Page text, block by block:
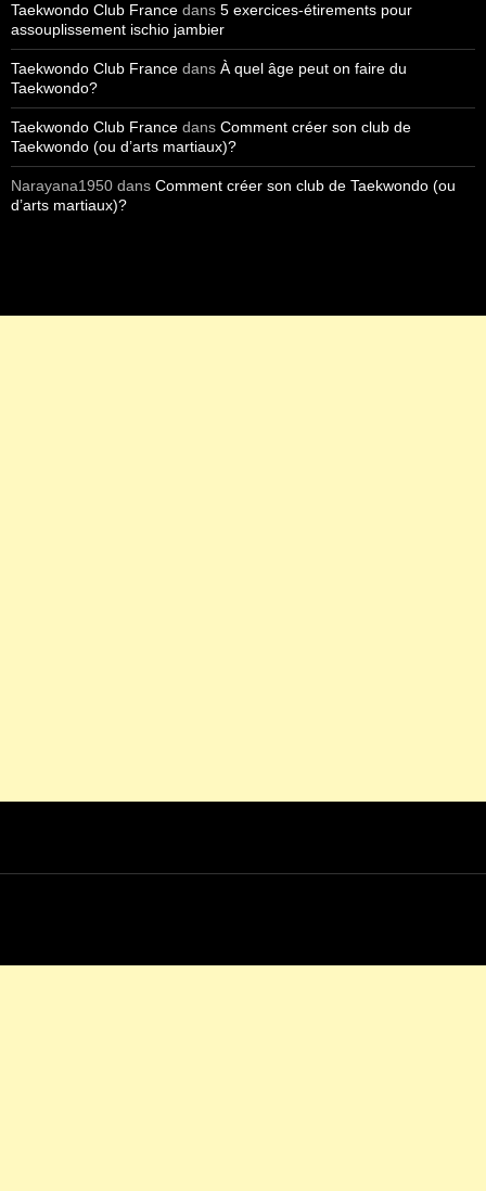
Taekwondo Club France dans 5 exercices-étirements pour
assouplissement ischio jambier
Taekwondo Club France dans À quel âge peut on faire du
Taekwondo?
Taekwondo Club France dans Comment créer son club de
Taekwondo (ou d’arts martiaux)?
Narayana1950 dans Comment créer son club de Taekwondo (ou
d’arts martiaux)?